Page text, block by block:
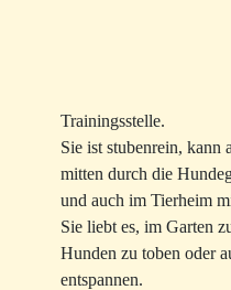
Trainingsstelle.
Sie ist stubenrein, kann
mitten durch die
und auch im Tierheim
Sie liebt es, im Garten
Hunden zu toben oder
entspannen.